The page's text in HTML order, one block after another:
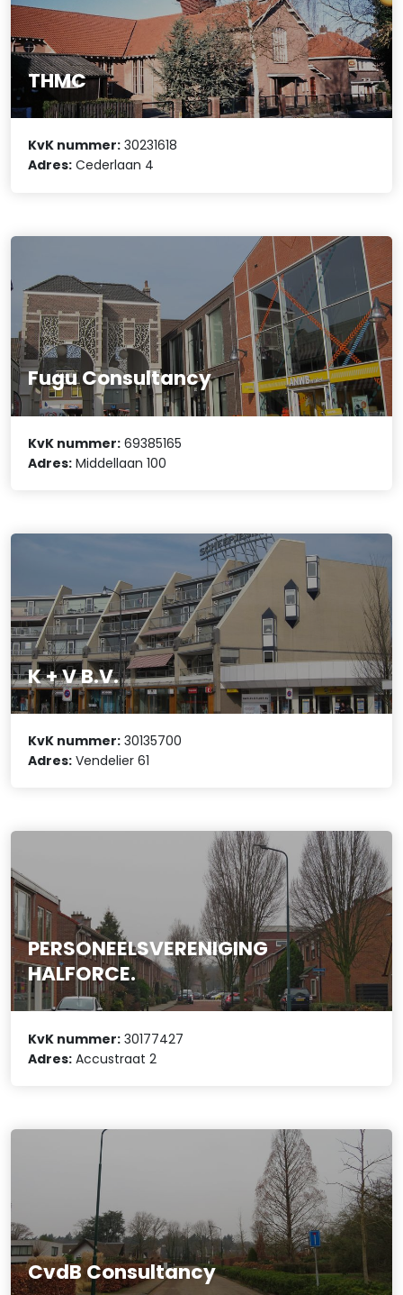
THMC
KvK nummer: 30231618
Adres: Cederlaan 4
Fugu Consultancy
KvK nummer: 69385165
Adres: Middellaan 100
K + V B.V.
KvK nummer: 30135700
Adres: Vendelier 61
PERSONEELSVERENIGING
HALFORCE.
KvK nummer: 30177427
Adres: Accustraat 2
CvdB Consultancy